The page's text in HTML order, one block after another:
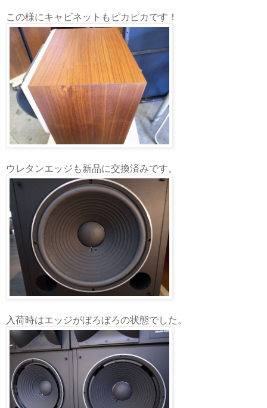
この様にキャビネットもピカピカです！
ウレタンエッジも新品に交換済みです。
入荷時はエッジがぼろぼろの状態でした。